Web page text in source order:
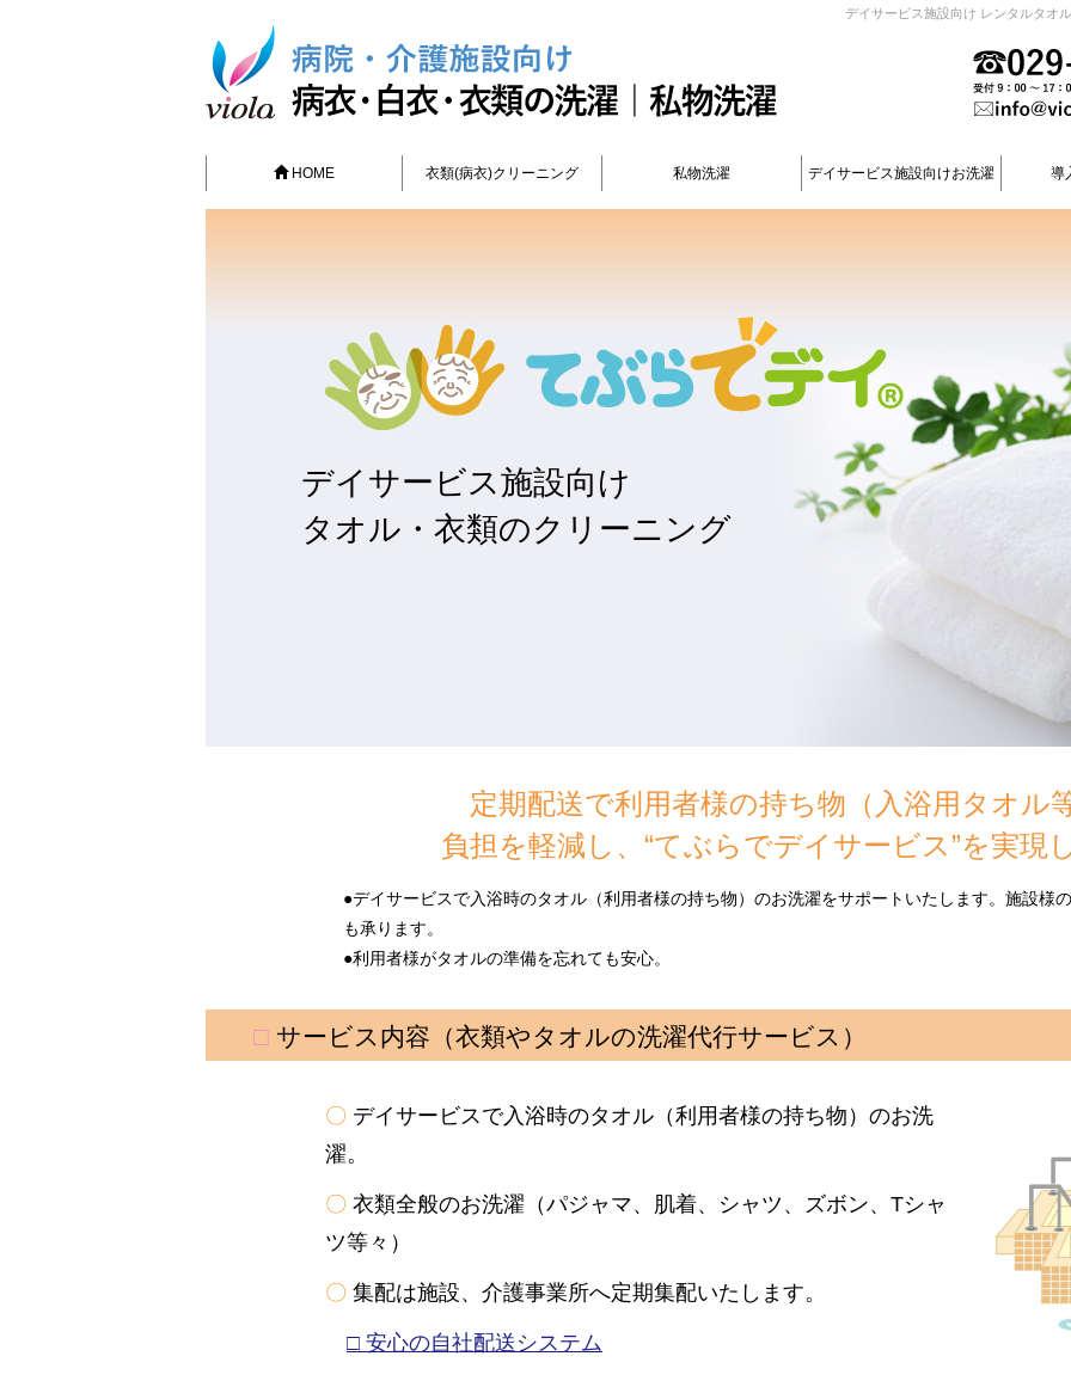
デイサービス施設向け レンタルタオ
HOME 衣類(病衣)クリーニング 私物洗濯 デイサービス施設向けお洗濯 導
デイサービス施設向け
タオル・衣類のクリーニング
定期配送で利用者様の持ち物（入浴用タオル
負担を軽減し、“てぶらでデイサービス”を実現
●デイサービスで入浴時のタオル（利用者様の持ち物）のお洗濯をサポートいたします。施設様
も承ります。
●利用者様がタオルの準備を忘れても安心。
□ サービス内容（衣類やタオルの洗濯代行サービス）
〇 デイサービスで入浴時のタオル（利用者様の持ち物）のお洗
濯。
〇 衣類全般のお洗濯（パジャマ、肌着、シャツ、ズボン、Tシャ
ツ等々）
〇 集配は施設、介護事業所へ定期集配いたします。
□ 安心の自社配送システム